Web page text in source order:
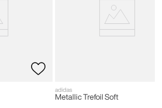
adidas
Metallic Trefoil Soft